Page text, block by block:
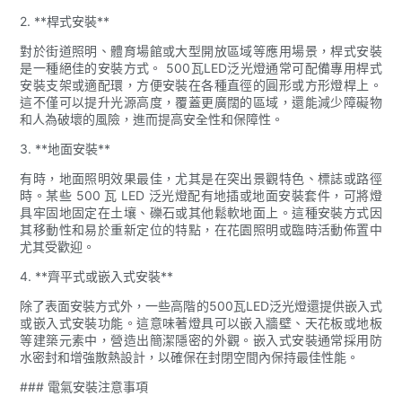
2. **桿式安裝**
對於街道照明、體育場館或大型開放區域等應用場景，桿式安裝
是一種絕佳的安裝方式。 500瓦LED泛光燈通常可配備專用桿式
安裝支架或適配環，方便安裝在各種直徑的圓形或方形燈桿上。
這不僅可以提升光源高度，覆蓋更廣闊的區域，還能減少障礙物
和人為破壞的風險，進而提高安全性和保障性。
3. **地面安裝**
有時，地面照明效果最佳，尤其是在突出景觀特色、標誌或路徑
時。某些 500 瓦 LED 泛光燈配有地插或地面安裝套件，可將燈
具牢固地固定在土壤、礫石或其他鬆軟地面上。這種安裝方式因
其移動性和易於重新定位的特點，在花園照明或臨時活動佈置中
尤其受歡迎。
4. **齊平式或嵌入式安裝**
除了表面安裝方式外，一些高階的500瓦LED泛光燈還提供嵌入式
或嵌入式安裝功能。這意味著燈具可以嵌入牆壁、天花板或地板
等建築元素中，營造出簡潔隱密的外觀。嵌入式安裝通常採用防
水密封和增強散熱設計，以確保在封閉空間內保持最佳性能。
### 電氣安裝注意事項